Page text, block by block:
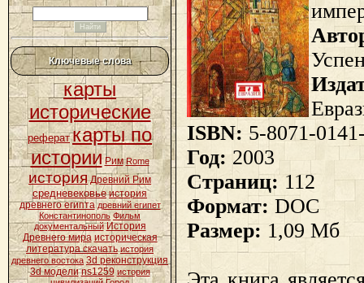
Ключевые слова
карты
исторические
реферат карты по
истории Рим Rome
история Древний Рим
средневековье история
древнего египта древний египет
Константинополь Фильм
документальный История
Древнего мира историческая
литература скачать история
древнего востока 3d реконструкция
3d модели ns1259 история
ISBN: 5-8071-
Год: 2003
Страниц: 112
Формат: DOC
Размер: 1,09 Мб